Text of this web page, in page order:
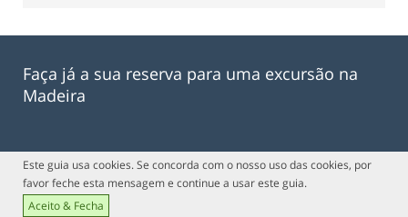
Faça já a sua reserva para uma excursão na
Madeira
Este guia usa cookies. Se concorda com o nosso uso das cookies, por
favor feche esta mensagem e continue a usar este guia.
Aceito & Fecha